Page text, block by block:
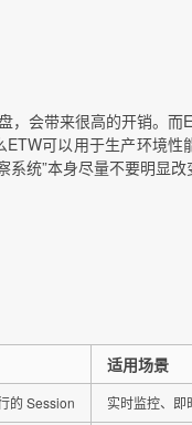
，会带来很高的开销。
可以用于生产环境性
系统”本身尽量不要明显
适用场景
的 Session 实时监控、即